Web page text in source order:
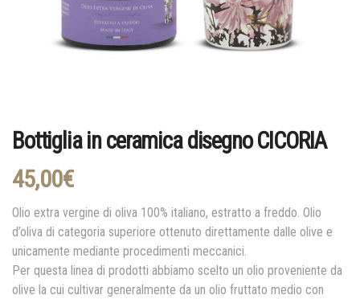
Bottiglia in ceramica disegno CICORIA
45,00€
Olio extra vergine di oliva 100% italiano, estratto a freddo. Olio
d’oliva di categoria superiore ottenuto direttamente dalle olive e
unicamente mediante procedimenti meccanici.
Per questa linea di prodotti abbiamo scelto un olio proveniente da
olive la cui cultivar generalmente da un olio fruttato medio con